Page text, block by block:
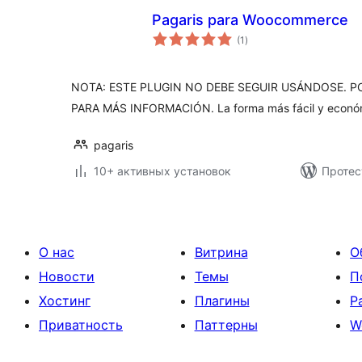
Pagaris para Woocommerce
(1 общий
рейтинг
)
NOTA: ESTE PLUGIN NO DEBE SEGUIR USÁNDOSE.
PARA MÁS INFORMACIÓN. La forma más fácil y
pagaris
10+ активных установок
О нас
Новости
Хостинг
Приватность
Витрина
Темы
Плагины
Паттерны